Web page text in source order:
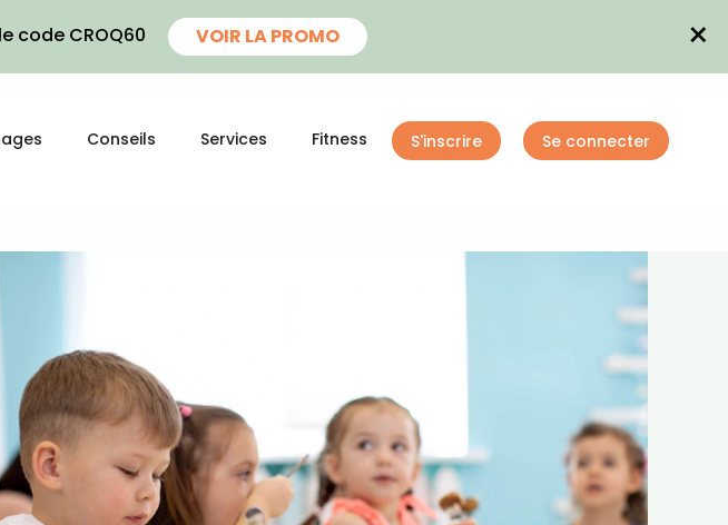
code CROQ60 VOIR LA PROMO ×
Conseils Services Fitness S'inscrire Se connecter